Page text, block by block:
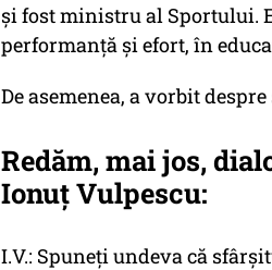
și fost ministru al Sportului.
performanță și efort, în
De asemenea, a vorbit
Redăm, mai jos,
Ionuț Vulpescu:
I.V.: Spuneți undeva că